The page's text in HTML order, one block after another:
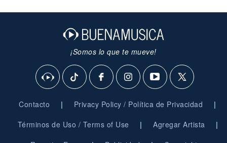
¡Somos lo que te mueve!
Contacto | Privacy Policy / Política de Privacidad |
Términos de Uso / Terms of Use | Agregar Artista |